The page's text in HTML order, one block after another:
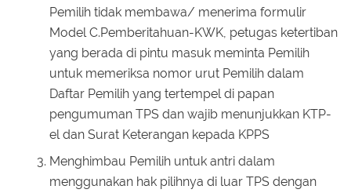
Pemilih tidak membawa/ menerima formulir
Model C.Pemberitahuan-KWK, petugas ketertiban
yang berada di pintu masuk meminta Pemilih
untuk memeriksa nomor urut Pemilih dalam
Daftar Pemilih yang tertempel di papan
pengumuman TPS dan wajib menunjukkan KTP-
el dan Surat Keterangan kepada KPPS
Menghimbau Pemilih untuk antri dalam
menggunakan hak pilihnya di luar TPS dengan